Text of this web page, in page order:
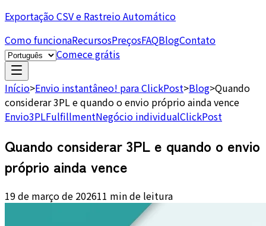
Exportação CSV e Rastreio Automático
Como funcionaRecursosPreçosFAQBlogContato
Comece grátis
Início>Envio instantâneo! para ClickPost>Blog>Quando
considerar 3PL e quando o envio próprio ainda vence
Envio3PLFulfillmentNegócio individualClickPost
Quando considerar 3PL e quando o envio
próprio ainda vence
19 de março de 202611 min de leitura